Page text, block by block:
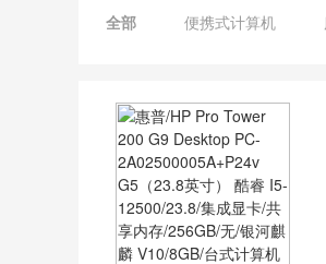
全部 便携式计算机